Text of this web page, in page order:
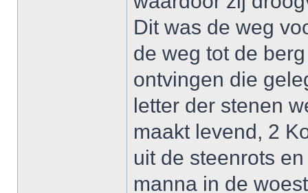
Dit was de weg
de weg tot de
ontvingen die
letter der stenen
maakt levend, 2
uit de steenrots
manna in de